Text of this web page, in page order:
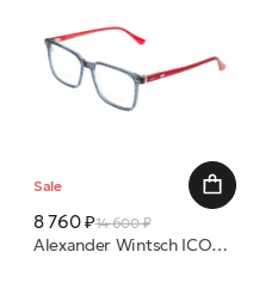
Sale
8 760 ₽14 600 ₽
Alexander Wintsch ICONS AW6168 HOHBARGHORN C1 55/17 (Р)оправа